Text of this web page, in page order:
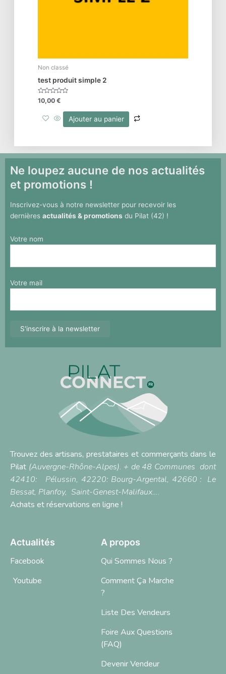
Non classé
test produit simple 2
Note
0
10,00€
Ajouter au panier
Ne loupez aucune de nos actualités
et promotions !
Inscrivez-vous à notre newsletter pour recevoir les
dernières actualités & promotions du Pilat (42) !
Votre nom
Votre mail
Trouvez des artisans, prestataires et commerçants dans le
Pilat (Auvergne-Rhône-Alpes). + de 48 Communes dont
42410: Pélussin, 42220: Bourg-Argental, 42660 : Le
Bessat, Planfoy, Saint-Genest-Malifaux….
Achats et réservations en ligne !
Actualités
Facebook
Youtube
A propos
Qui Sommes Nous ?
Comment Ça Marche
?
Liste Des Vendeurs
Foire Aux Questions
(FAQ)
Devenir Vendeur